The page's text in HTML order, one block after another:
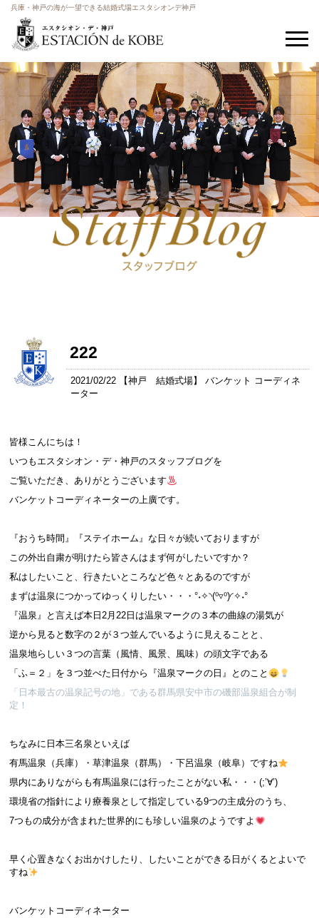
兵庫・神戸の海が一望できる結婚式場エスタシオンデ神戸
222
2021/02/22 【神戸 結婚式場】 バンケット コーディネ
ーター
皆様こんにちは！
いつもエスタシオン・デ・神戸のスタッフブログを
ご覧いただき、ありがとうございます
バンケットコーディネーターの上廣です。
『おうち時間』『ステイホーム』な日々が続いておりますが
この外出自粛が明けたら皆さんはまず何がしたいですか？
私はしたいこと、行きたいところなど色々とあるのですが
まずは温泉につかってゆっくりしたい・・・°˖✧◝(⁰▿⁰)◜✧˖°
『温泉』と言えば本日2月22日は温泉マークの３本の曲線の湯気が
逆から見ると数字の２が３つ並んでいるように見えることと、
温泉地らしい３つの言葉（風情、風景、風味）の頭文字である
「ふ＝２」を３つ並べた日付から『温泉マークの日』とのこと
「日本最古の温泉記号の地」である群馬県安中市の磯部温泉組合が制
定！
ちなみに日本三名泉といえば
有馬温泉（兵庫）・草津温泉（群馬）・下呂温泉（岐阜）ですね
県内にありながらも有馬温泉には行ったことがない私・・・(;’∀’)
環境省の指針により療養泉として指定している9つの主成分のうち、
7つもの成分が含まれた世界的にも珍しい温泉のようですよ
早く心置きなくお出かけしたり、したいことができる日がくるとよいで
すね
バンケットコーディネーター